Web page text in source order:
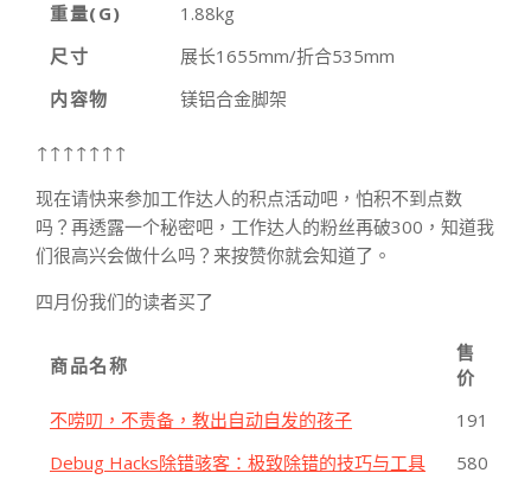
重量(G)
1.88kg
尺寸
展长1655mm/折合535mm
内容物
镁铝合金脚架
↑↑↑↑↑↑↑
现在请快来参加工作达人的积点活动吧，怕积不到点数
吗？再透露一个秘密吧，工作达人的粉丝再破300，知道我
们很高兴会做什么吗？来按赞你就会知道了。
四月份我们的读者买了
商品名称
售
价
不唠叨，不责备，教出自动自发的孩子
191
Debug Hacks除错骇客：极致除错的技巧与工具
580